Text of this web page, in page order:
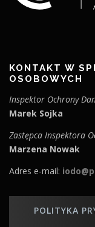
KONTAKT W
OSOBOWYCH
Inspektor Ochrony
Marek Sojka
Zastępca Inspektora
Marzena Nowak
Adres e-mail:
POLITYKA